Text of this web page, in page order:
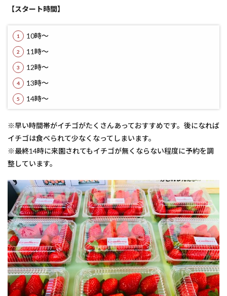
【スタート時間】
10時～
11時～
12時～
13時～
14時～
※早い時間帯がイチゴがたくさんあっておすすめです。後になれば
イチゴは食べられて少なくなってしまいます。
※最終14時に来園されてもイチゴが無くならない程度に予約を調
整しています。